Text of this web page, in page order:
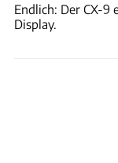
Endlich: Der CX-9
Display.